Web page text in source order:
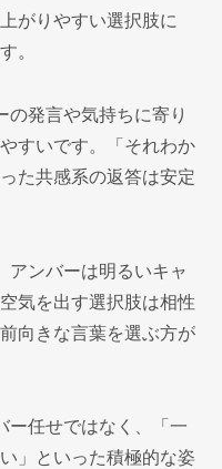
がりやすい選択肢に
。
の発言や気持ちに寄り
すいです。「それわか
た共感系の返答は安定
アンバーは明るいキャ
気を出す選択肢は相性
向きな言葉を選ぶ方が
ー任せではなく、「一
」といった積極的な姿